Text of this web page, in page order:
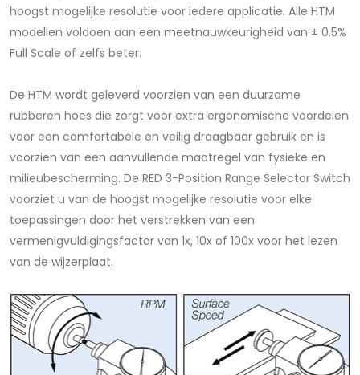
hoogst mogelijke resolutie voor iedere applicatie. Alle HTM
modellen voldoen aan een meetnauwkeurigheid van ± 0.5%
Full Scale of zelfs beter.
De HTM wordt geleverd voorzien van een duurzame
rubberen hoes die zorgt voor extra ergonomische voordelen
voor een comfortabele en veilig draagbaar gebruik en is
voorzien van een aanvullende maatregel van fysieke en
milieubescherming. De RED 3-Position Range Selector Switch
voorziet u van de hoogst mogelijke resolutie voor elke
toepassingen door het verstrekken van een
vermenigvuldigingsfactor van 1x, 10x of 100x voor het lezen
van de wijzerplaat.